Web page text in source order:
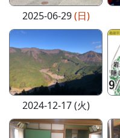
2025-06-29(日)
2024-12-17 (火)